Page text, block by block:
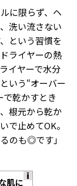
に限らず、ヘ
洗い流さない
という習慣を
ライヤーの熱
イヤーで水分
いう“オーバー
で乾かすとき
根元から乾か
で止めてOK。
のも◎です」
肌に